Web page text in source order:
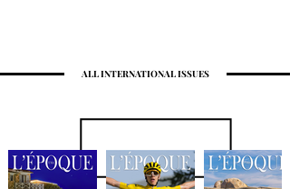
ALL INTERNATIONAL ISSUES